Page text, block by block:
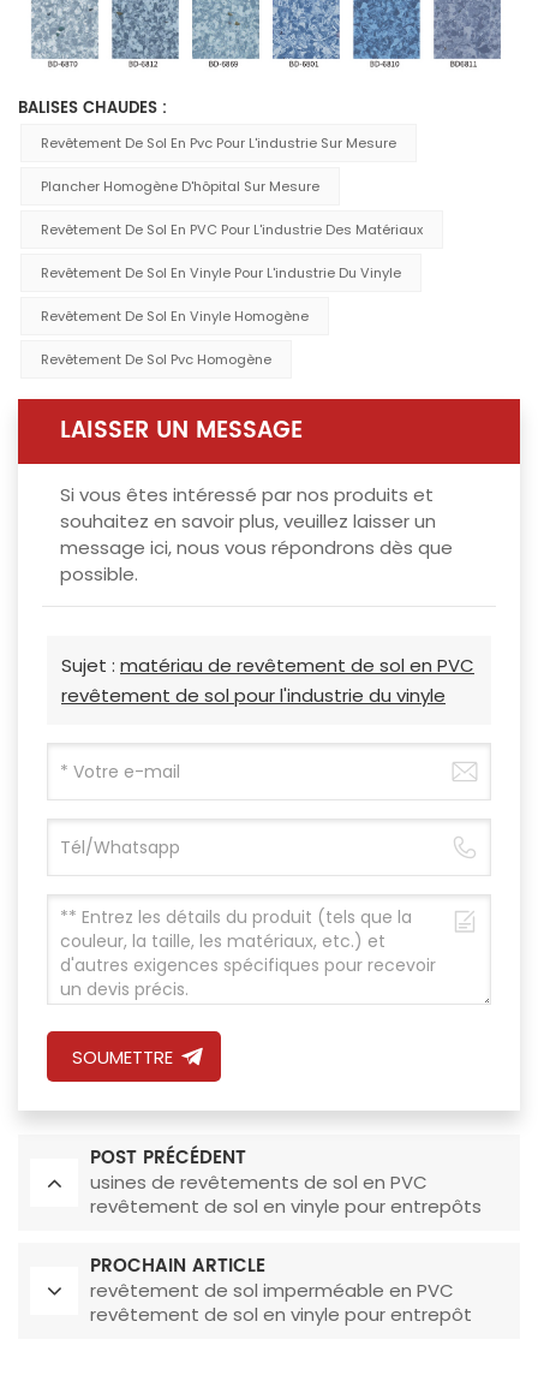
BALISES CHAUDES :
Revêtement De Sol En Pvc Pour L'industrie Sur Mesure
Plancher Homogène D'hôpital Sur Mesure
Revêtement De Sol En PVC Pour L'industrie Des Matériaux
Revêtement De Sol En Vinyle Pour L'industrie Du Vinyle
Revêtement De Sol En Vinyle Homogène
Revêtement De Sol Pvc Homogène
LAISSER UN MESSAGE
Si vous êtes intéressé par nos produits et
souhaitez en savoir plus, veuillez laisser un
message ici, nous vous répondrons dès que
possible.
Sujet : matériau de revêtement de sol en PVC
revêtement de sol pour l'industrie du vinyle
SOUMETTRE
POST PRÉCÉDENT
usines de revêtements de sol en PVC
revêtement de sol en vinyle pour entrepôts
PROCHAIN ARTICLE
revêtement de sol imperméable en PVC
revêtement de sol en vinyle pour entrepôt